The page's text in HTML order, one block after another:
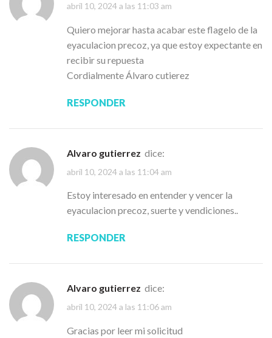
abril 10, 2024 a las 11:03 am
Quiero mejorar hasta acabar este flagelo de la
eyaculacion precoz, ya que estoy expectante en
recibir su repuesta
Cordialmente Álvaro cutierez
RESPONDER
Alvaro gutierrez dice:
abril 10, 2024 a las 11:04 am
Estoy interesado en entender y vencer la
eyaculacion precoz, suerte y vendiciones..
RESPONDER
Alvaro gutierrez dice:
abril 10, 2024 a las 11:06 am
Gracias por leer mi solicitud